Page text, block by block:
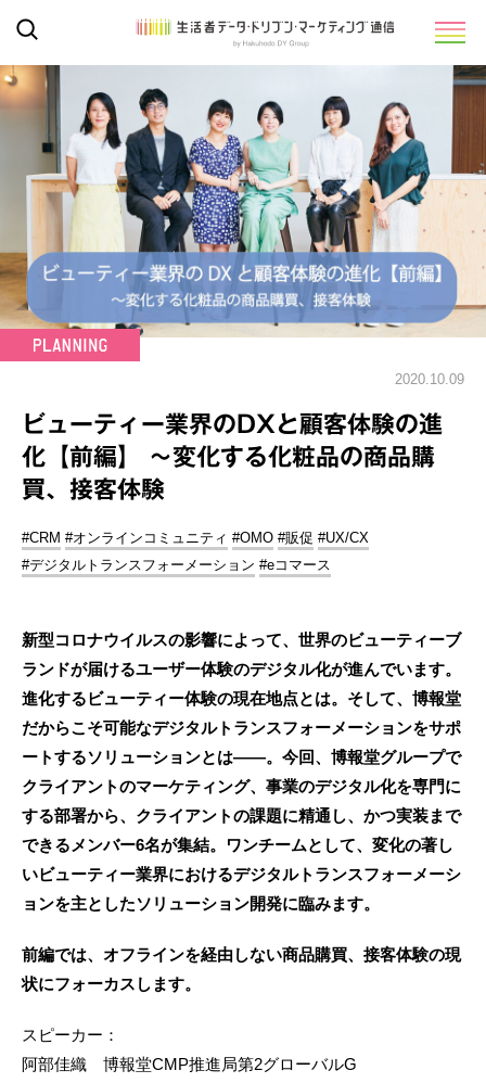
2020.10.09
ビューティー業界のDXと顧客体験の進
化【前編】 ～変化する化粧品の商品購
買、接客体験
#CRM #オンラインコミュニティ #OMO #販促 #UX/CX
#デジタルトランスフォーメーション #eコマース
新型コロナウイルスの影響によって、世界のビューティーブ
ランドが届けるユーザー体験のデジタル化が進んでいます。
進化するビューティー体験の現在地点とは。そして、博報堂
だからこそ可能なデジタルトランスフォーメーションをサポ
ートするソリューションとは――。今回、博報堂グループで
クライアントのマーケティング、事業のデジタル化を専門に
する部署から、クライアントの課題に精通し、かつ実装まで
できるメンバー6名が集結。ワンチームとして、変化の著し
いビューティー業界におけるデジタルトランスフォーメーシ
ョンを主としたソリューション開発に臨みます。
前編では、オフラインを経由しない商品購買、接客体験の現
状にフォーカスします。
スピーカー：
阿部佳織 博報堂CMP推進局第2グローバルG